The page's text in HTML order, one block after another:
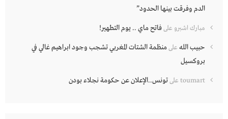
الدم وفرقت بينها الحدود”
مبارك اشبرو علىفاتح ماي .. يوم التطهير!
حبيب الله علىمنظمة الشتات المغربي تشجب وجود ابراهيم غالي في
بروكسيل
toumart علىتونس..الإعلان عن حكومة نجلاء بودن